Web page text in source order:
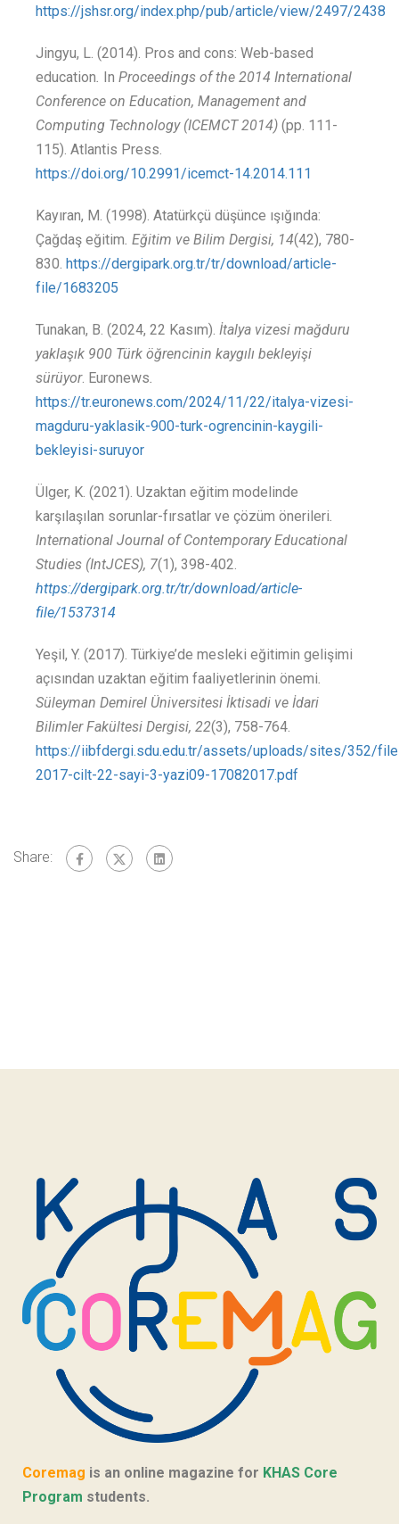
https://jshsr.org/index.php/pub/article/view/2497/2438
Jingyu, L. (2014). Pros and cons: Web-based
education. In Proceedings of the 2014 International
Conference on Education, Management and
Computing Technology (ICEMCT 2014) (pp. 111-
115). Atlantis Press.
https://doi.org/10.2991/icemct-14.2014.111
Kayıran, M. (1998). Atatürkçü düşünce ışığında:
Çağdaş eğitim. Eğitim ve Bilim Dergisi, 14(42), 780-
830. https://dergipark.org.tr/tr/download/article-
file/1683205
Tunakan, B. (2024, 22 Kasım). İtalya vizesi mağduru
yaklaşık 900 Türk öğrencinin kaygılı bekleyişi
sürüyor. Euronews.
https://tr.euronews.com/2024/11/22/italya-vizesi-
magduru-yaklasik-900-turk-ogrencinin-kaygili-
bekleyisi-suruyor
Ülger, K. (2021). Uzaktan eğitim modelinde
karşılaşılan sorunlar-fırsatlar ve çözüm önerileri.
International Journal of Contemporary Educational
Studies (IntJCES), 7(1), 398-402.
https://dergipark.org.tr/tr/download/article-
file/1537314
Yeşil, Y. (2017). Türkiye’de mesleki eğitimin gelişimi
açısından uzaktan eğitim faaliyetlerinin önemi.
Süleyman Demirel Üniversitesi İktisadi ve İdari
Bilimler Fakültesi Dergisi, 22(3), 758-764.
https://iibfdergi.sdu.edu.tr/assets/uploads/sites/352/
2017-cilt-22-sayi-3-yazi09-17082017.pdf
Share:
Coremag is an online magazine for KHAS Core
Program students.